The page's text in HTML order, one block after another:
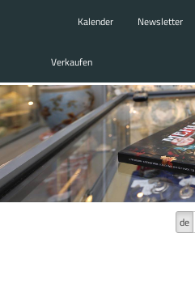
Kalender Newsletter
Verkaufen
de